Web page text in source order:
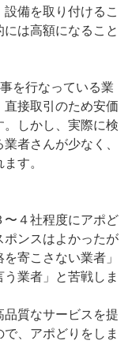
備を取り付けるこ
は高額になること
を行なっている業
接取引のため安価
しかし、実際に検
者さんが少なく、
す。
〜４社程度にアポど
ポンスはよかったが
寄こさない業者」
業者」と苦戦しま
質なサービスを提
、アポどりをしま